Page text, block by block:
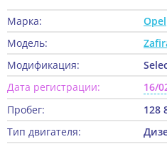
Марка:
Opel
Модель:
Модификация:
Дата регистрации:
16/
Пробег:
128
Тип двигателя: